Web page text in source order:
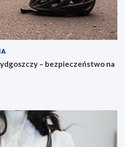
– bezpieczeństwo na